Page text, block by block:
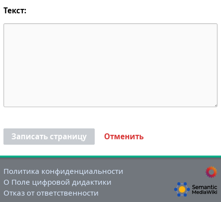
Текст:
Записать страницу Отменить
Политика конфиденциальности
О Поле цифровой дидактики
Отказ от ответственности